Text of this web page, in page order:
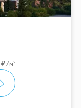
/м²